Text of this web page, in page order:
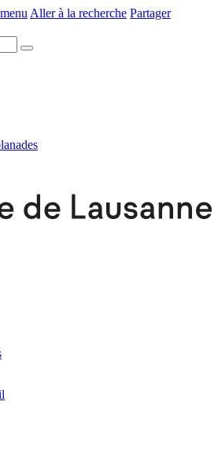
Aller à la recherche Partager